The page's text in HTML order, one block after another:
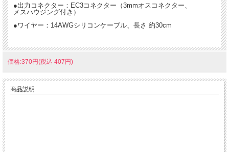
●出力コネクター：EC3コネクター（3mmオスコネクター、
メスハウジング付き）
●ワイヤー：14AWGシリコンケーブル、長さ 約30cm
価格:370円(税込 407円)
商品説明